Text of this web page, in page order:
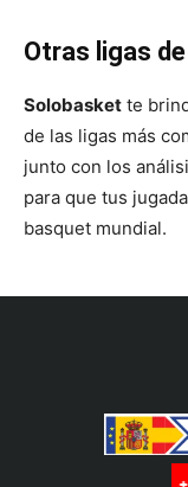
Otras ligas
Solobasket te
de las ligas más
junto con los
para que tus
basquet mundial.